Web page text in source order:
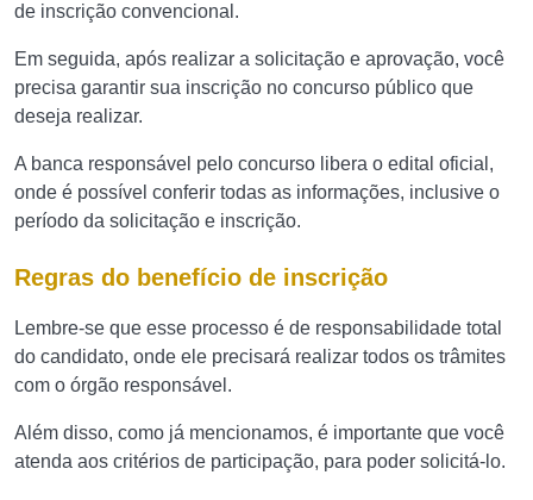
de inscrição convencional.
Em seguida, após realizar a solicitação e aprovação, você
precisa garantir sua inscrição no concurso público que
deseja realizar.
A banca responsável pelo concurso libera o edital oficial,
onde é possível conferir todas as informações, inclusive o
período da solicitação e inscrição.
Regras do benefício de inscrição
Lembre-se que esse processo é de responsabilidade total
do candidato, onde ele precisará realizar todos os trâmites
com o órgão responsável.
Além disso, como já mencionamos, é importante que você
atenda aos critérios de participação, para poder solicitá-lo.